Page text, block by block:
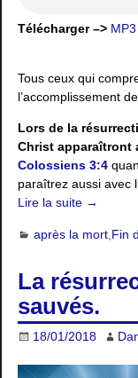
Télécharger –> MP3
Tous ceux qui
l’accomplissement
Lors de la
Christ apparaîtront
Colossiens 3:4
paraîtrez aussi avec
Lire la suite →
après la mort, Fin
La
sauvés.
18/01/2018